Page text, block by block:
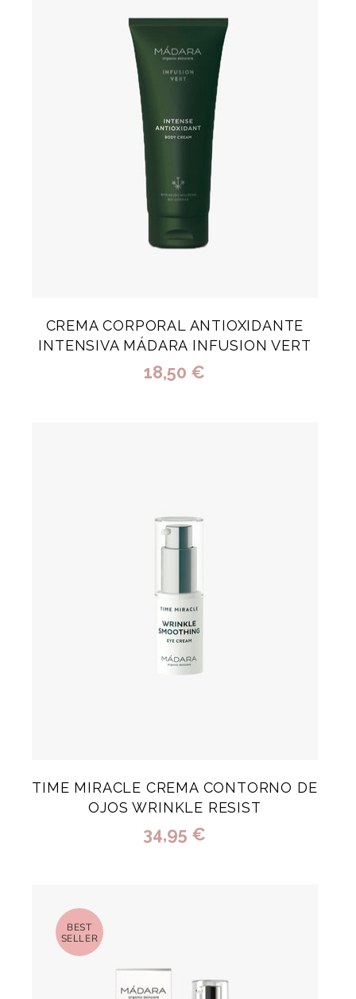
CREMA CORPORAL ANTIOXIDANTE
INTENSIVA MÁDARA INFUSION VERT
18,50 €
TIME MIRACLE CREMA CONTORNO DE
OJOS WRINKLE RESIST
34,95 €
BEST
SELLER